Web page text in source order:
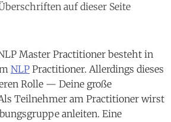
Master Practitioner besteht in
NLP Practitioner. Allerdings dieses
Rolle — Deine große
Teilnehmer am Practitioner wirst
anleiten. Eine
auf dieser Seite